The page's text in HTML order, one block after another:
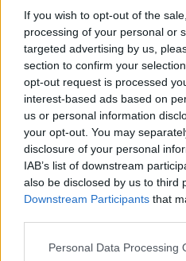
If you wish to opt-out of the
processing of your personal or
targeted advertising by us,
section to confirm your
opt-out request is processed
interest-based ads based on
us or personal information
your opt-out. You may
disclosure of your personal
IAB’s list of downstream
also be disclosed by us to third
Downstream Participants that
Personal Data Processing
Ευρωπαϊκή Επιτροπή είναι η
Υπουργείο Περιβάλλοντος και
αρχές Δεκεμβρίου που αποσκοπεί